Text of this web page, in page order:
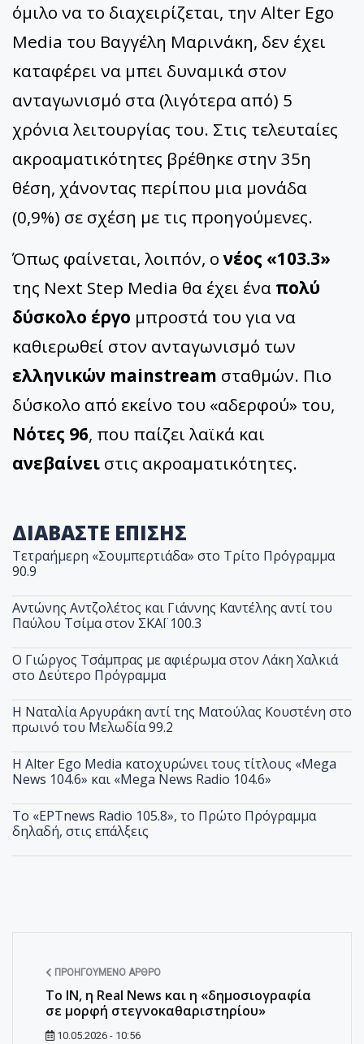
όμιλο να το διαχειρίζεται, την Alter Ego
Media του Βαγγέλη Μαρινάκη, δεν έχει
καταφέρει να μπει δυναμικά στον
ανταγωνισμό στα (λιγότερα από) 5
χρόνια λειτουργίας του. Στις τελευταίες
ακροαματικότητες βρέθηκε στην 35η
θέση, χάνοντας περίπου μια μονάδα
(0,9%) σε σχέση με τις προηγούμενες.
Όπως φαίνεται, λοιπόν, ονέος «103.3»
της Next Step Media θα έχει ένα πολύ
δύσκολο έργο μπροστά του για να
καθιερωθεί στον ανταγωνισμό των
ελληνικών mainstream σταθμών. Πιο
δύσκολο από εκείνο του «αδερφού» του,
Νότες 96, που παίζει λαϊκά και
ανεβαίνει στις ακροαματικότητες.
ΔΙΑΒΑΣΤΕ ΕΠΙΣΗΣ
Τετραήμερη «Σουμπερτιάδα» στο Τρίτο Πρόγραμμα
90.9
Αντώνης Αντζολέτος και Γιάννης Καντέλης αντί του
Παύλου Τσίμα στον ΣΚΑΪ 100.3
O Γιώργος Τσάμπρας με αφιέρωμα στον Λάκη Χαλκιά
στο Δεύτερο Πρόγραμμα
Η Ναταλία Αργυράκη αντί της Ματούλας Κουστένη στο
πρωινό του Μελωδία 99.2
Η Alter Ego Media κατοχυρώνει τους τίτλους «Mega
News 104.6» και «Mega News Radio 104.6»
Το «ΕΡΤnews Radio 105.8», το Πρώτο Πρόγραμμα
δηλαδή, στις επάλξεις
ΠΡΟΗΓΟΎΜΕΝΟ ΆΡΘΡΟ
To ΙΝ, η Real News και η «δημοσιογραφία
σε μορφή στεγνοκαθαριστηρίου»
10.05.2026 - 10:56